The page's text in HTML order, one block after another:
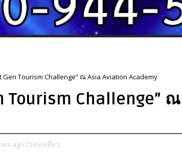
Gen Tourism Challenge” ณ Asia Aviation Academy
Tourism Challenge”
ago ท่องเที่ยว,